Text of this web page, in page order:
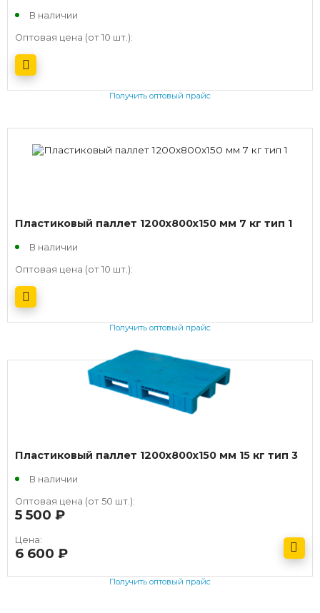
В наличии
Оптовая цена (от 10 шт.):
Получить оптовый прайс
Пластиковый паллет 1200х800х150 мм 7 кг тип 1
В наличии
Оптовая цена (от 10 шт.):
Получить оптовый прайс
Пластиковый паллет 1200х800х150 мм 15 кг тип 3
В наличии
Оптовая цена (от 50 шт.):
5 500
Цена:
6 600
Получить оптовый прайс